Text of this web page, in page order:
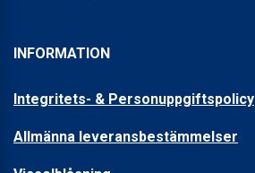
INFORMATION
Integritets- & Personuppgiftspolicy
Allmänna leveransbestämmelser